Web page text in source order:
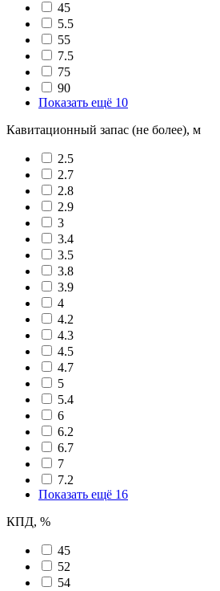
45
5.5
55
7.5
75
90
Показать ещё 10
Кавитационный запас (не более), м
2.5
2.7
2.8
2.9
3
3.4
3.5
3.8
3.9
4
4.2
4.3
4.5
4.7
5
5.4
6
6.2
6.7
7
7.2
Показать ещё 16
КПД, %
45
52
54